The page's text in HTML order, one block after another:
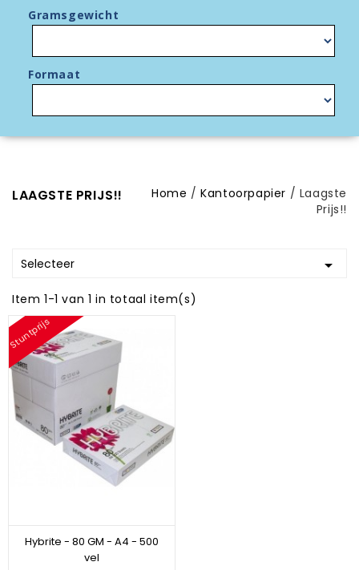
Gramsgewicht
Formaat
LAAGSTE PRIJS!! Home Kantoorpapier
Laagste
Prijs!!
Selecteer 
Item 1-1 van 1 in totaal item(s)
Stuntprijs
Hybrite - 80 GM - A4 - 500
vel